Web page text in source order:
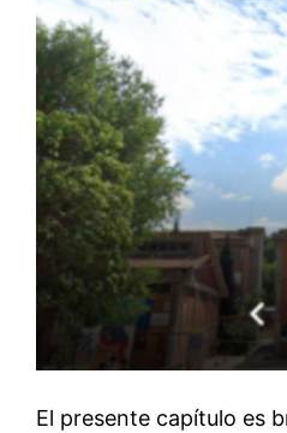
El presente capítulo es